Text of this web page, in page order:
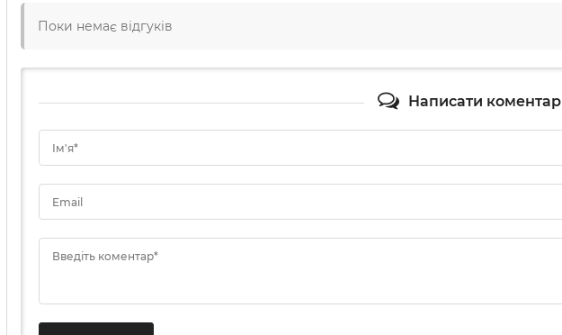
Поки немає відгуків
Написати коментар
Ім'я*
Email
Введіть коментар*